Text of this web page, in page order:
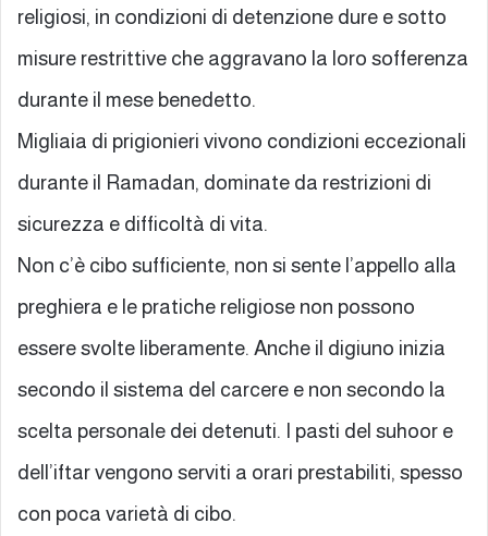
religiosi, in condizioni di detenzione dure e sotto
misure restrittive che aggravano la loro sofferenza
durante il mese benedetto.
Migliaia di prigionieri vivono condizioni eccezionali
durante il Ramadan, dominate da restrizioni di
sicurezza e difficoltà di vita.
Non c’è cibo sufficiente, non si sente l’appello alla
preghiera e le pratiche religiose non possono
essere svolte liberamente. Anche il digiuno inizia
secondo il sistema del carcere e non secondo la
scelta personale dei detenuti. I pasti del suhoor e
dell’iftar vengono serviti a orari prestabiliti, spesso
con poca varietà di cibo.